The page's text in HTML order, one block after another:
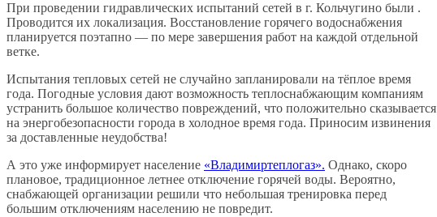
При проведении гидравлических испытаний сетей в г. Кольчугино были .
Проводится их локализация. Восстановление горячего водоснабжения
планируется поэтапно — по мере завершения работ на каждой отдельной
ветке.
Испытания тепловых сетей не случайно запланировали на тёплое время
года. Погодные условия дают возможность теплоснабжающим компаниям
устранить большое количество повреждений, что положительно сказывается
на энергобезопасности города в холодное время года. Приносим извинения
за доставленные неудобства!
А это уже информирует население «Владимиртеплогаз». Однако, скоро
плановое, традиционное летнее отключение горячей воды. Вероятно,
снабжающей организации решили что небольшая тренировка перед
большим отключениям населению не повредит.